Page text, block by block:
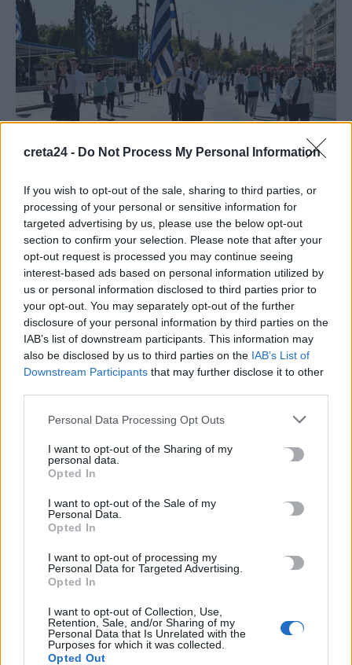
creta24 - Do Not Process My Personal Information
If you wish to opt-out of the sale, sharing to third parties, or
processing of your personal or sensitive information for
targeted advertising by us, please use the below opt-out
section to confirm your selection. Please note that after your
opt-out request is processed you may continue seeing
interest-based ads based on personal information utilized by
us or personal information disclosed to third parties prior to
your opt-out. You may separately opt-out of the further
disclosure of your personal information by third parties on the
IAB’s list of downstream participants. This information may
also be disclosed by us to third parties on the IAB’s List of
Downstream Participants that may further disclose it to other
Personal Data Processing Opt Outs
I want to opt-out of the Sharing of my
personal data.
Opted In
I want to opt-out of the Sale of my
Personal Data.
Opted In
I want to opt-out of processing my
Personal Data for Targeted Advertising.
Opted In
I want to opt-out of Collection, Use,
Retention, Sale, and/or Sharing of my
Personal Data that Is Unrelated with the
Purposes for which it was collected.
Opted Out
ΚΟΙΝΩΝΙΑ
Παρελάσεις για την 28η Οκτωβρίου – Οι
κανόνες και το πρωτόκολλο για τους
μαθητές
Σε όλους δήμους της χώρας, η μαθητική παρέλαση θα
πραγματοποιηθεί την Τρίτη 28 Οκτωβρίου. Οι ακριβείς ώρες και
τα σημεία διεξαγωγής θα ανακοινωθούν μέσω εγκυκλίου…
Newsroom 23 Οκτωβρίου, 2025
ΡΟΗ ΕΙΔΗΣΕΩΝ
«Θεριακλήδες» οι Έλληνες – Πάνω από 1 στους 5 καπνίζει
καθημερινά
Σε εξέλιξη οι δηλώσεις Πόθεν Έσχες – Αναλυτικά η
διαδικασία
7 Αυγούστου, 2026
Πότε πληρώνονται οι συντάξεις Σεπτεμβρίου
7 Αυγούστου, 2026